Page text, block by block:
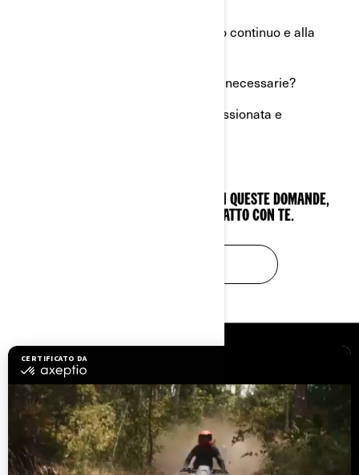
Sei interessato al miglioramento continuo e alla
Disponi delle risorse finanziarie necessarie?
Sei una persona “affabile”, appassionata e
SE HAI RISPOSTO “SÌ” A CIASCUNA DI QUESTE DOMANDE,
VOGLIAMO METTERCI IN CONTATTO CON TE.
Assistenza clienti
Opportunità di lavoro
Diventare concessionario
Richiami di sicurezza
BRP Experiences